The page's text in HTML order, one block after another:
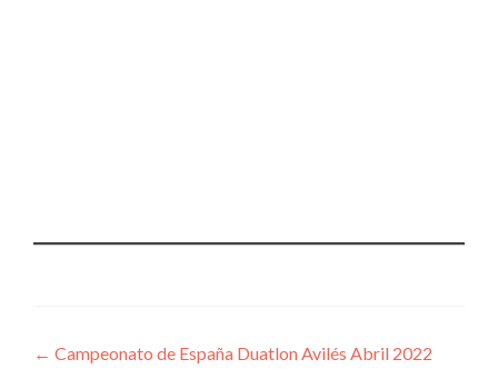
Navegación
← Campeonato de España Duatlon Avilés Abril 2022